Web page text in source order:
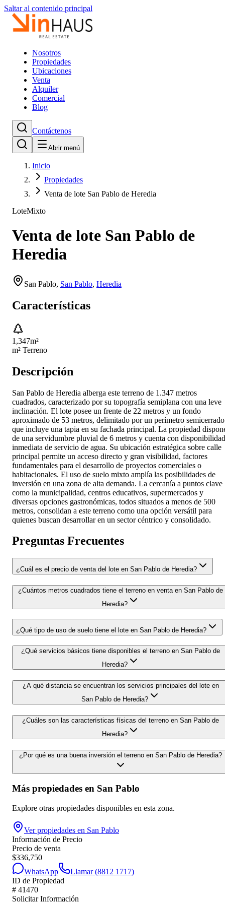
Saltar al contenido principal
Nosotros
Propiedades
Ubicaciones
Venta
Alquiler
Comercial
Blog
Contáctenos
Abrir menú
Inicio
Propiedades
Venta de lote San Pablo de Heredia
LoteMixto
Venta de lote San Pablo de
Heredia
San Pablo, San Pablo, Heredia
Características
1,347m²
m² Terreno
Descripción
San Pablo de Heredia alberga este terreno de 1.347 metros
cuadrados, caracterizado por su topografía semiplana con una leve
inclinación. El lote posee un frente de 22 metros y un fondo
aproximado de 53 metros, delimitado por un perímetro semicerrado
que incluye una tapia en su fachada principal. La propiedad
de una servidumbre pluvial de 6 metros y cuenta con disponibilidad
inmediata de servicio de agua. Su ubicación estratégica sobre calle
principal permite un acceso directo y gran visibilidad, factores
fundamentales para el desarrollo de proyectos comerciales o
habitacionales. El uso de suelo mixto amplía las posibilidades de
inversión en una zona de alta demanda. La cercanía a puntos clave
como la municipalidad, centros educativos, supermercados y
diversas opciones gastronómicas, todos situados a menos de 500
metros, consolidan a este terreno como una opción versátil para
quienes buscan desarrollar en un sector céntrico y consolidado.
Preguntas Frecuentes
¿Cuál es el precio de venta del lote en San Pablo de Heredia?
¿Cuántos metros cuadrados tiene el terreno en venta en San Pablo de
Heredia?
¿Qué tipo de uso de suelo tiene el lote en San Pablo de Heredia?
¿Qué servicios básicos tiene disponibles el terreno en San Pablo de
Heredia?
¿A qué distancia se encuentran los servicios principales del lote en
San Pablo de Heredia?
¿Cuáles son las características físicas del terreno en San Pablo de
Heredia?
¿Por qué es una buena inversión el terreno en San Pablo de Heredia?
Más propiedades en San Pablo
Explore otras propiedades disponibles en esta zona.
Ver propiedades en San Pablo
Información de Precio
Precio de venta
$336,750
WhatsApp
Llamar (8812 1717)
ID de Propiedad
# 41470
Solicitar Información